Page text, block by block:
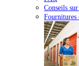
Conseils
Fournitures